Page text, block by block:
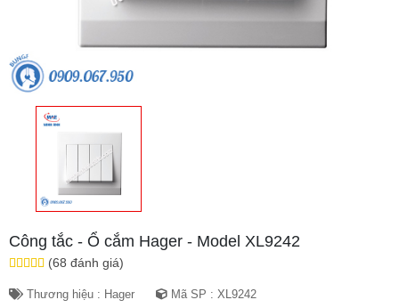
Công tắc - Ổ cắm Hager - Model XL9242
(68 đánh giá)
Thương hiệu : Hager Mã SP : XL9242